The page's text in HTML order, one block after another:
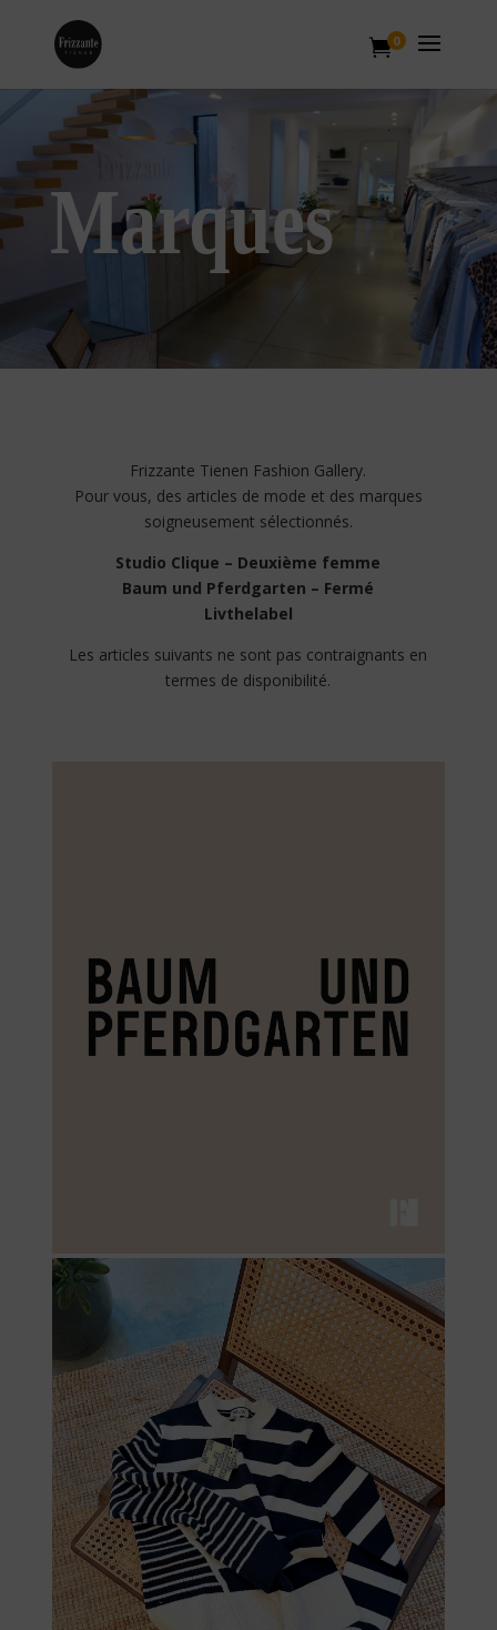
0
Marques
Frizzante Tienen Fashion Gallery.
Pour vous, des articles de mode et des marques
soigneusement sélectionnés.
Studio Clique – Deuxième femme
Baum und Pferdgarten – Fermé
Livthelabel
Les articles suivants ne sont pas contraignants en
termes de disponibilité.